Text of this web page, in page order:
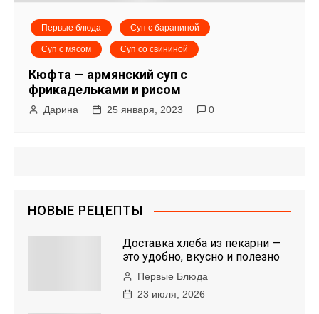
Первые блюда Суп с бараниной
Суп с мясом Суп со свининой
Кюфта — армянский суп с
фрикадельками и рисом
Дарина 25 января, 2023 0
НОВЫЕ РЕЦЕПТЫ
Доставка хлеба из пекарни —
это удобно, вкусно и полезно
Первые Блюда
23 июля, 2026